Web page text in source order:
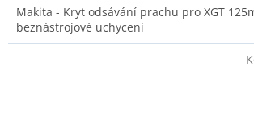
Makita - Kryt odsávání prachu pro XGT
beznástrojové uchycení